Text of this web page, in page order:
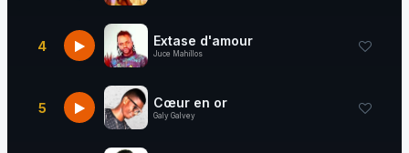
4 Extase d'amour
Juce Mahillos
5 Cœur en or
Galy Galvey